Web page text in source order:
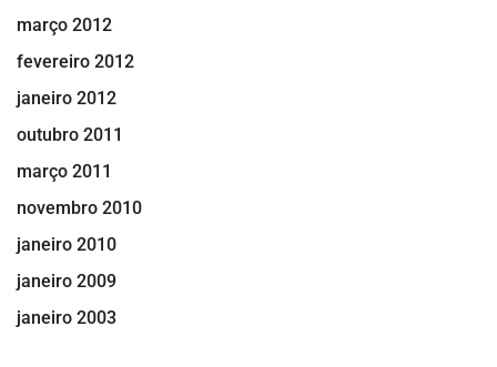
março 2012
fevereiro 2012
janeiro 2012
outubro 2011
março 2011
novembro 2010
janeiro 2010
janeiro 2009
janeiro 2003